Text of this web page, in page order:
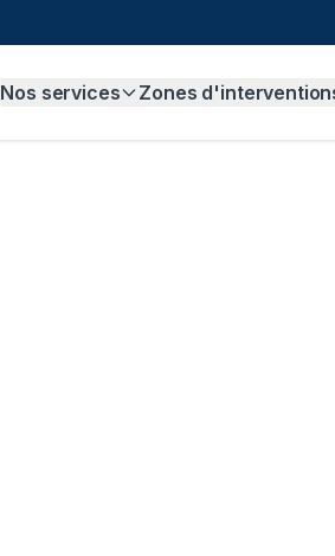
Nos services Zones